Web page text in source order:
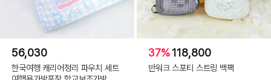
56,030
한국여행 캐리어정리 파우치 세트
37%118,800
반워크 스포티 스트링 백팩